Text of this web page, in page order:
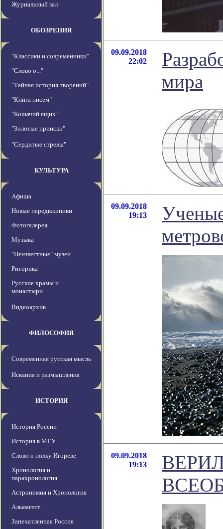
Журнальный зал
ОБОЗРЕНИЯ
"Классики и современники"
"Слово о..."
"Тайная история творений"
"Книга писем"
"Кошачий ящик"
"Золотые прииски"
"Сердитые стрелы"
КУЛЬТУРА
Афиша
Новые передвжиники
Фотогалерея
Музыка
"Неизвестные" музеи
Риторика
Русские храмы и
монастыри
Видеоархив
ФИЛОСОФИЯ
Современная русская мысль
Искания и размышления
ИСТОРИЯ
История России
История в МГУ
Слово о полку Игореве
Хронология и
парахронология
Астрономия и Хронология
Альмагест
Запечатленная Россия
09.09.2018
22:02
мира
09.09.2018
19:13
09.09.2018
19:13